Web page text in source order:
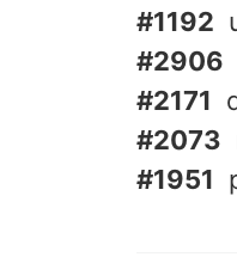
#1192
#2906
#2171
#2073
#1951